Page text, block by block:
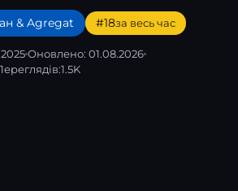
& Agregat #18за весь час
Оновлено: 01.08.2026
1.5K